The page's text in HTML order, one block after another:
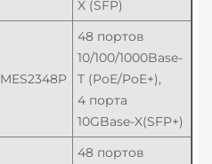
X (SFP)
MES2348P
48 портов
10/100/1000Base-
T (PoE/PoE+),
4 порта
10GBase-X(SFP+)
48 портов